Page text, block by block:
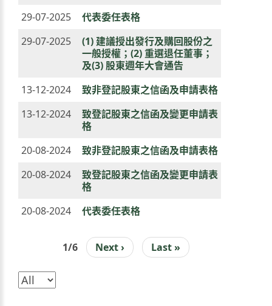
29-07-2025
代表委任表格
29-07-2025
(1) 建議授出發行及購回股份之
一般授權；(2) 重選退任董事；
及(3) 股東週年大會通告
13-12-2024
致非登記股東之信函及申請表格
13-12-2024
致登記股東之信函及變更申請表
格
20-08-2024
致非登記股東之信函及申請表格
20-08-2024
致登記股東之信函及變更申請表
格
20-08-2024
代表委任表格
PAGINATION
1/6
下
一
Next ›
Last
page
Last »